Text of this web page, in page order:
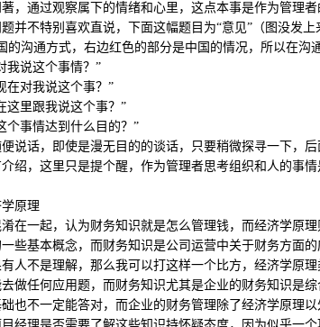
，通过观察属下的情绪和心里，这点本事是作为管理
并不特别喜欢直说，下面这幅题目为“意见”（图没发上
的沟通方式，右边红色的部分是中国的情况，所以在沟
我说这个事情？”
在对我说这个事？”
这里跟我说这个事？”
个事情达到什么目的？”
说话，即使是漫无目的的谈话，只要稍微探寻一下，
绍，这里只是提个醒，作为管理者思考组织和人的事情
原理
在一起，认为财务知识就是怎么管理钱，而经济学原
些基本概念，而财务知识是公司运营中关于财务方面
人不是理解，那么我可以打这样一个比方，经济学原
做任何应用题，而财务知识尤其是企业的财务知识是
也不一定能答对，而企业的财务管理除了经济学原理